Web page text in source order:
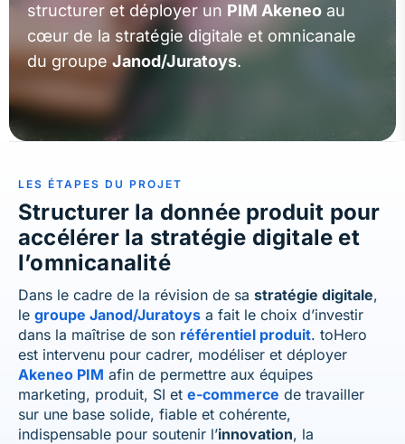
structurer et déployer un PIM Akeneo au
cœur de la stratégie digitale et omnicanale
du groupe Janod/Juratoys.
LES ÉTAPES DU PROJET
Structurer la donnée produit pour
accélérer la stratégie digitale et
l’omnicanalité
Dans le cadre de la révision de sa stratégie digitale,
le groupe Janod/Juratoys a fait le choix d’investir
dans la maîtrise de son référentiel produit. toHero
est intervenu pour cadrer, modéliser et déployer
Akeneo PIM afin de permettre aux équipes
marketing, produit, SI et e-commerce de travailler
sur une base solide, fiable et cohérente,
indispensable pour soutenir l’innovation, la